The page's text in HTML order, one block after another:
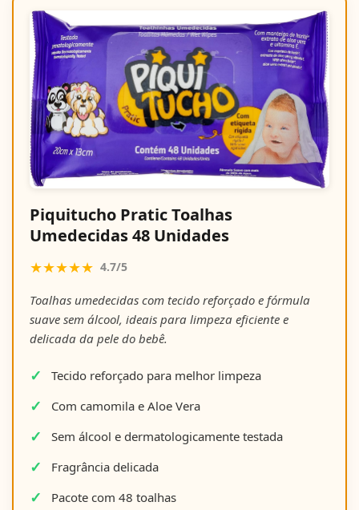
Piquitucho Pratic Toalhas
Umedecidas 48 Unidades
★★★★★ 4.7/5
Toalhas umedecidas com tecido reforçado e fórmula
suave sem álcool, ideais para limpeza eficiente e
delicada da pele do bebê.
Tecido reforçado para melhor limpeza
Com camomila e Aloe Vera
Sem álcool e dermatologicamente testada
Fragrância delicada
Pacote com 48 toalhas